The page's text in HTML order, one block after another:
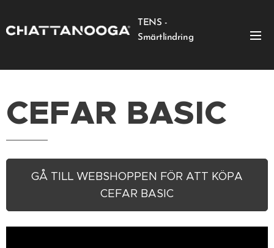
TENS -
Smärtlindring
CEFAR BASIC
GÅ TILL WEBSHOPPEN FÖR ATT KÖPA
CEFAR BASIC